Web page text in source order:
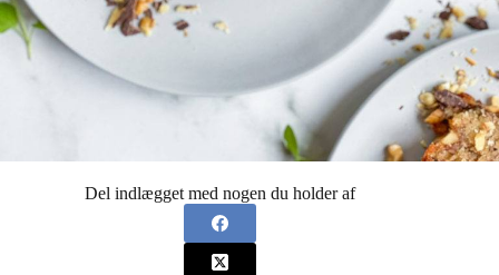
Del indlægget med nogen du holder af